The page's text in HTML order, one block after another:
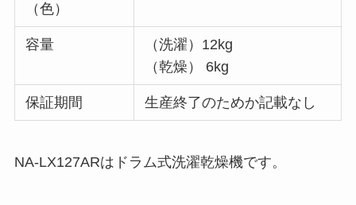
（色）
容量
（洗濯）12kg
（乾燥） 6kg
保証期間 生産終了のためか記載なし
NA-LX127ARはドラム式洗濯乾燥機です。